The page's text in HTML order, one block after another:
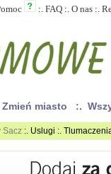
:. FAQ :. O nas :.
miasto :.
Sacz :. Uslugi :.